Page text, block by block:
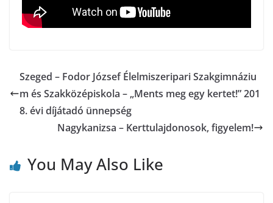
Szeged – Fodor József Élelmiszeripari Szakgimnáziu
m és Szakközépiskola – „Ments meg egy kertet!” 201
8. évi díjátadó ünnepség
Nagykanizsa – Kerttulajdonosok, figyelem!
You May Also Like